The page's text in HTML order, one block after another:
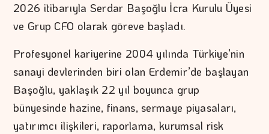
2026 itibarıyla Serdar Başoğlu İcra Kurulu Üyesi
ve Grup CFO olarak göreve başladı.
Profesyonel kariyerine 2004 yılında Türkiye’nin
sanayi devlerinden biri olan Erdemir’de başlayan
Başoğlu, yaklaşık 22 yıl boyunca grup
bünyesinde hazine, finans, sermaye piyasaları,
yatırımcı ilişkileri, raporlama, kurumsal risk